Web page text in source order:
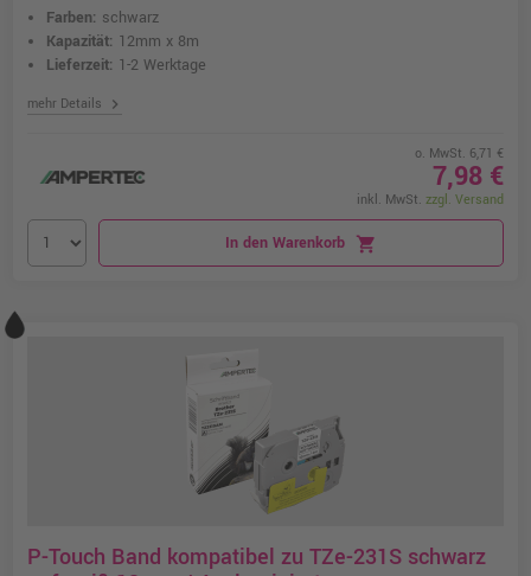
Farben: schwarz
Kapazität: 12mm x 8m
Lieferzeit: 1-2 Werktage
mehr Details chevron_right
o. MwSt. 6,71 €
7,98 €
inkl. MwSt. zzgl. Versand
In den Warenkorb shopping_cart
P-Touch Band kompatibel zu TZe-231S schwarz